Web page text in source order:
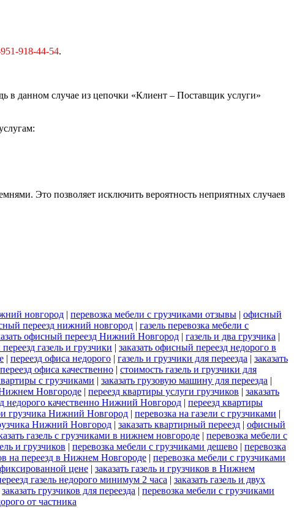
918-44-54.
в данном случае из цепочки «Клиент – Поставщик услуги»
Это позволяет исключить вероятность неприятных случаев
новгород | перевозка мебели с грузчиками отзывы | офисный
переезд нижний новгород | газель перевозка мебели с
офисный переезд Нижний Новгород | газель и два грузчика |
газель и грузчики | заказать офисный переезд недорого в
| переезд офиса недорого | газель и грузчики для переезда | заказать
переезд офиса качественно | стоимость газель и грузчики для
с грузчиками | заказать грузовую машину для переезда |
Новгороде | переезд квартиры услуги грузчиков | заказать
недорого качественно Нижний Новгород | переезд квартиры
грузчика Нижний Новгород | перевозка на газели с грузчиками |
Нижний Новгород | заказать квартирный переезд | офисный
газель с грузчиками в нижнем новгороде | перевозка мебели с
и грузчиков | перевозка мебели с грузчиками дешево | перевозка
на переезд в Нижнем Новгороде | перевозка мебели с грузчиками
цене | заказать газель и грузчиков в Нижнем
газель недорого минимум 2 часа | заказать газель и двух
заказать грузчиков для переезда | перевозка мебели с грузчиками
от частника